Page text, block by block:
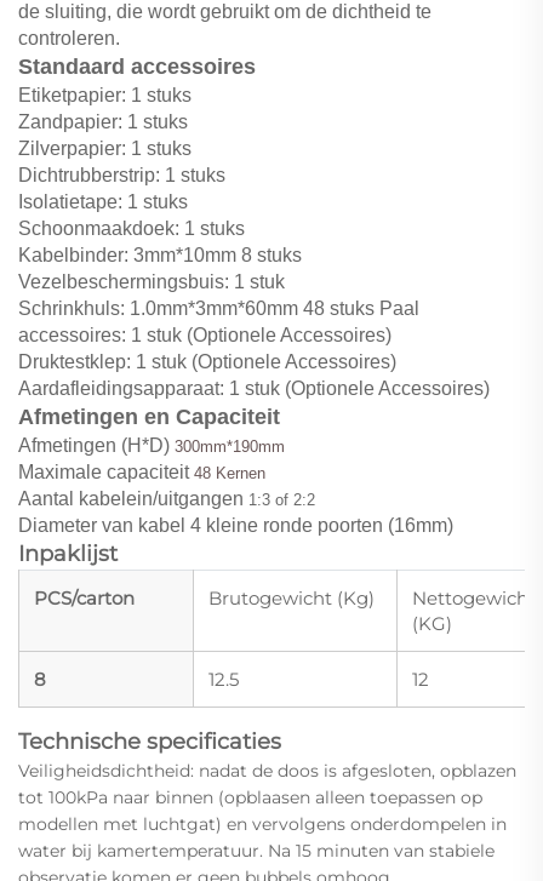
de sluiting, die wordt gebruikt om de dichtheid te
controleren.
Standaard accessoires
Etiketpapier: 1 stuks
Zandpapier: 1 stuks
Zilverpapier: 1 stuks
Dichtrubberstrip: 1 stuks
Isolatietape: 1 stuks
Schoonmaakdoek: 1 stuks
Kabelbinder: 3mm*10mm 8 stuks
Vezelbeschermingsbuis: 1 stuk
Schrinkhuls: 1.0mm*3mm*60mm 48 stuks Paal
accessoires: 1 stuk (Optionele Accessoires)
Druktestklep: 1 stuk (Optionele Accessoires)
Aardafleidingsapparaat: 1 stuk (Optionele Accessoires)
Afmetingen en Capaciteit
Afmetingen (H*D) 300mm*190mm
Maximale capaciteit 48 Kernen
Aantal kabelein/uitgangen 1:3 of 2:2
Diameter van kabel 4 kleine ronde poorten (16mm)
Inpaklijst
PCS/carton Brutogewicht (Kg)
Nettogewicht
(KG)
8 12.5 12
Technische specificaties
Veiligheidsdichtheid: nadat de doos is afgesloten, opblazen
tot 100kPa naar binnen (opblaasen alleen toepassen op
modellen met luchtgat) en vervolgens onderdompelen in
water bij kamertemperatuur. Na 15 minuten van stabiele